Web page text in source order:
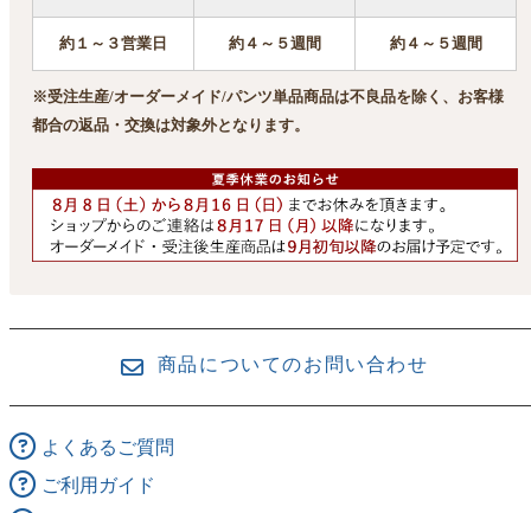
約１～３営業日 約４～５週間 約４～５週間
※受注生産/オーダーメイド/パンツ単品商品は不良品を除く、お客様
都合の返品・交換は対象外となります。
商品についてのお問い合わせ
よくあるご質問
ご利用ガイド